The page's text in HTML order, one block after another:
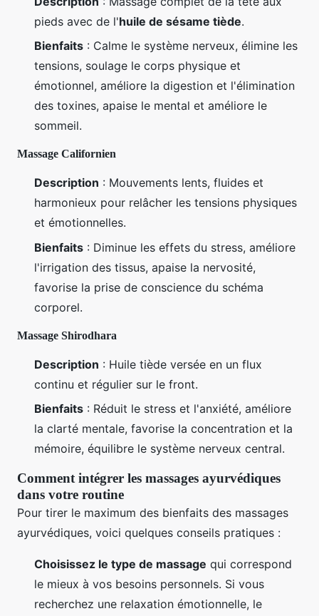
pieds avec de l'huile de sésame tiède.
Bienfaits : Calme le système nerveux, élimine les
tensions, soulage le corps physique et
émotionnel, améliore la digestion et l'élimination
des toxines, apaise le mental et améliore le
sommeil.
Massage Californien
Description : Mouvements lents, fluides et
harmonieux pour relâcher les tensions physiques
et émotionnelles.
Bienfaits : Diminue les effets du stress, améliore
l'irrigation des tissus, apaise la nervosité,
favorise la prise de conscience du schéma
corporel.
Massage Shirodhara
Description : Huile tiède versée en un flux
continu et régulier sur le front.
Bienfaits : Réduit le stress et l'anxiété, améliore
la clarté mentale, favorise la concentration et la
mémoire, équilibre le système nerveux central.
Comment intégrer les massages ayurvédiques
dans votre routine
Pour tirer le maximum des bienfaits des massages
ayurvédiques, voici quelques conseils pratiques :
Choisissez le type de massage qui correspond
le mieux à vos besoins personnels. Si vous
recherchez une relaxation émotionnelle, le